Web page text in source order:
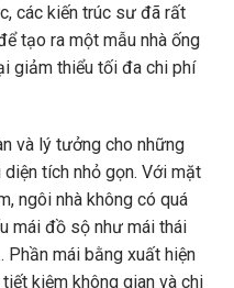
các kiến ​​trúc sư đã rất
tạo ra một mẫu nhà ống
giảm thiểu tối đa chi phí
và lý tưởng cho những
tích nhỏ gọn. Với mặt
ngôi nhà không có quá
mái đồ sộ như mái thái
Phần mái bằng xuất hiện
kiệm không gian và chi